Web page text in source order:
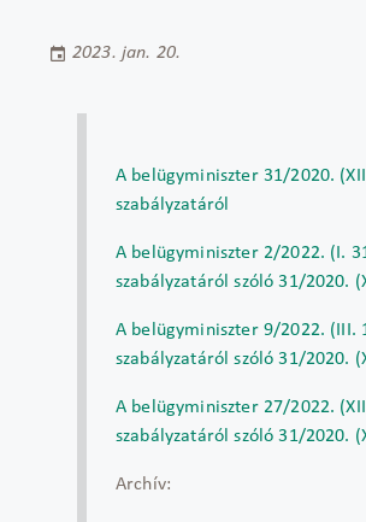
2023. jan. 20.
A belügyminiszter 31/2020.
szabályzatáról
A belügyminiszter 2/2022. (I.
szabályzatáról szóló 31/2020.
A belügyminiszter 9/2022. (III.
szabályzatáról szóló 31/2020.
A belügyminiszter 27/2022.
szabályzatáról szóló 31/2020.
Archív: